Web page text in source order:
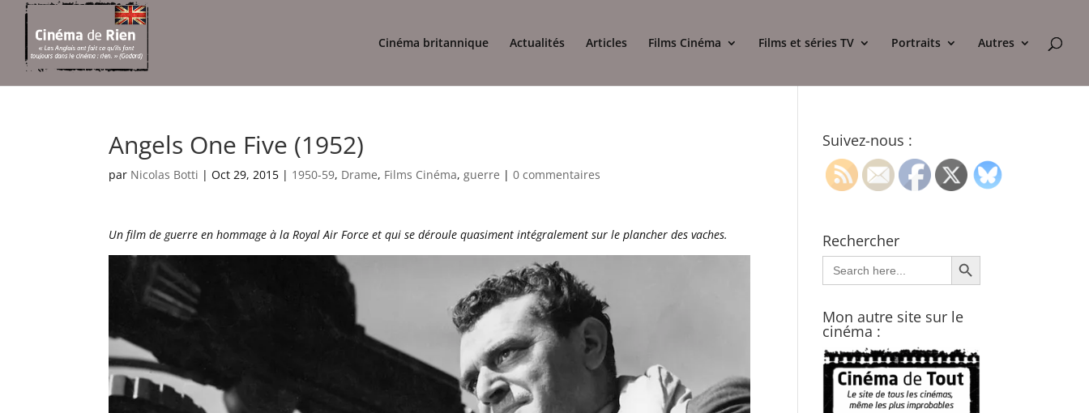
Cinéma britannique Actualités Articles Films Cinéma Films et séries TV Portraits Autres
Angels One Five (1952)
par Nicolas Botti |Oct 29, 2015 | 1950-59, Drame, Films Cinéma,guerre |0 commentaires
Un film de guerre en hommage à la Royal Air Force et qui se déroule quasiment intégralement sur le plancher des vaches.
Suivez-nous :
Rechercher
Search
for:
Search Button
Mon autre site sur le
cinéma :